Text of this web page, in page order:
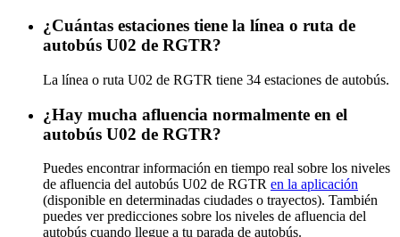
¿Cuántas estaciones tiene la línea o ruta de
autobús U02 de RGTR?
La línea o ruta U02 de RGTR tiene 34 estaciones de autobús.
¿Hay mucha afluencia normalmente en el
autobús U02 de RGTR?
Puedes encontrar información en tiempo real sobre los niveles
de afluencia del autobús U02 de RGTR en la aplicación
(disponible en determinadas ciudades o trayectos). También
puedes ver predicciones sobre los niveles de afluencia del
autobús cuando llegue a tu parada de autobús.